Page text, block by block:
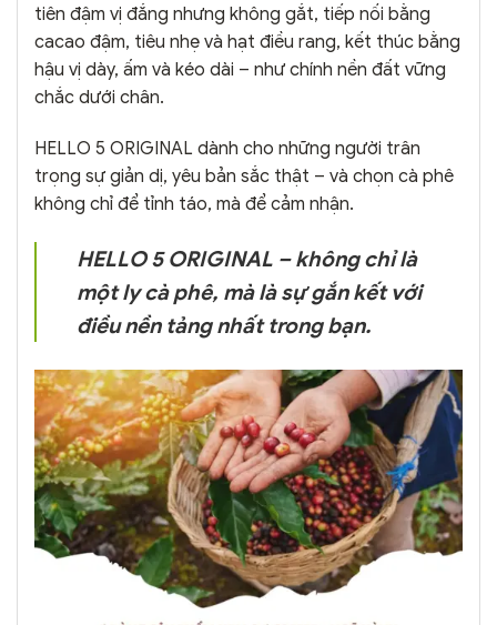
tiên đậm vị đắng nhưng không gắt, tiếp nối bằng
cacao đậm, tiêu nhẹ và hạt điều rang, kết thúc bằng
hậu vị dày, ấm và kéo dài – như chính nền đất vững
chắc dưới chân.
HELLO 5 ORIGINAL dành cho những người trân
trọng sự giản dị, yêu bản sắc thật – và chọn cà phê
không chỉ để tỉnh táo, mà để cảm nhận.
HELLO 5 ORIGINAL – không chỉ là
một ly cà phê, mà là sự gắn kết với
điều nền tảng nhất trong bạn.